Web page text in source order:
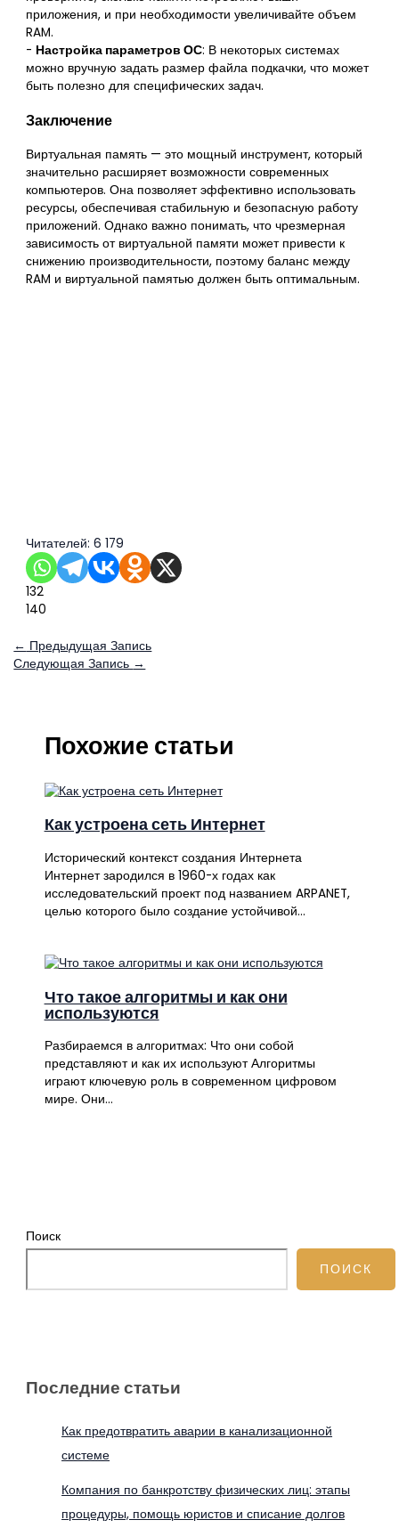
приложения, и при необходимости увеличивайте объем
RAM.
- Настройка параметров ОС: В некоторых системах
можно вручную задать размер файла подкачки, что может
быть полезно для специфических задач.
Заключение
Виртуальная память — это мощный инструмент, который
значительно расширяет возможности современных
компьютеров. Она позволяет эффективно использовать
ресурсы, обеспечивая стабильную и безопасную работу
приложений. Однако важно понимать, что чрезмерная
зависимость от виртуальной памяти может привести к
снижению производительности, поэтому баланс между
RAM и виртуальной памятью должен быть оптимальным.
Читателей: 6 179
132
140
← Предыдущая Запись
Следующая Запись →
Похожие статьи
Как устроена сеть Интернет
Исторический контекст создания Интернета
Интернет зародился в 1960-х годах как
исследовательский проект под названием ARPANET,
целью которого было создание устойчивой…
Что такое алгоритмы и как они
используются
Разбираемся в алгоритмах: Что они собой
представляют и как их используют Алгоритмы
играют ключевую роль в современном цифровом
мире. Они…
Поиск
ПОИСК
Последние статьи
Как предотвратить аварии в канализационной
системе
Компания по банкротству физических лиц: этапы
процедуры, помощь юристов и списание долгов